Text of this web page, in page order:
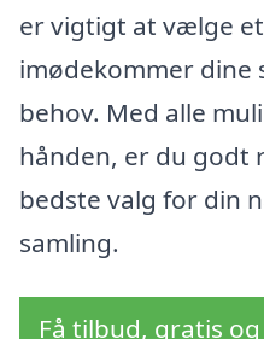
er vigtigt at vælge
imødekommer dine
behov. Med alle
hånden, er du
bedste valg for din
samling.
Få tilbud, gratis